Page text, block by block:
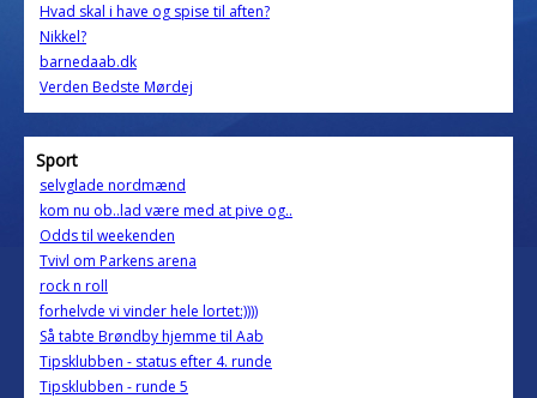
Hvad skal i have og spise til aften?
Nikkel?
barnedaab.dk
Verden Bedste Mørdej
Sport
selvglade nordmænd
kom nu ob..lad være med at pive og..
Odds til weekenden
Tvivl om Parkens arena
rock n roll
forhelvde vi vinder hele lortet:))))
Så tabte Brøndby hjemme til Aab
Tipsklubben - status efter 4. runde
Tipsklubben - runde 5